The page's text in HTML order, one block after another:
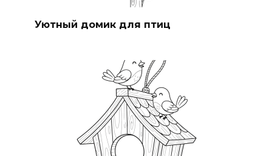
Уютный домик для птиц